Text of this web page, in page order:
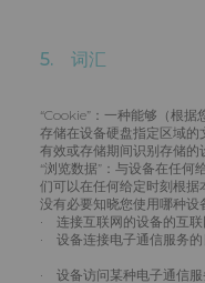
5. 词汇
“Cookie”：一种能够（根
存储在设备硬盘指定区域
有效或存储期间识别存储的
“浏览数据”：与设备在任
们可以在任何给定时刻根
没有必要知晓您使用哪种设
· 连接互联网的设备的互联
· 设备连接电子通信服务的
· 设备访问某种电子通信服